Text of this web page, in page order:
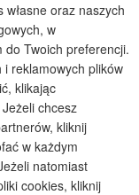
16 z 37
oraz naszych
w
Twoich preferencji.
reklamowych plików
klikając
Jeżeli chcesz
kliknij
w każdym
natomiast
cookies, kliknij